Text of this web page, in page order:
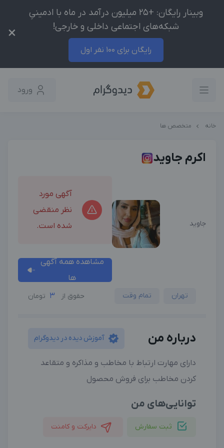
وبینار رایگان: +25 میلیون درآمد در ماه با ادمینیِ
شبکه‌های اجتماعی داخلی و خارجی!
رایگان برای 100 نفر اول
×
ورود
خانه متخصص ها
اکرم جاوید
جاوید
آگهی مورد
نظر منقضی
شده است.
مشاهده همه آگهی
ها
تهران تمام وقت حقوق از 3 تومان
درباره من آموزش دیده در دیدوگرام
دارای مهارت ارتباط با مخاطب و مذاکره و متقاعد
کردن مخاطب برای فروش محصول
توانایی‌های من
ثبت سفارش دایرکت و کامنت